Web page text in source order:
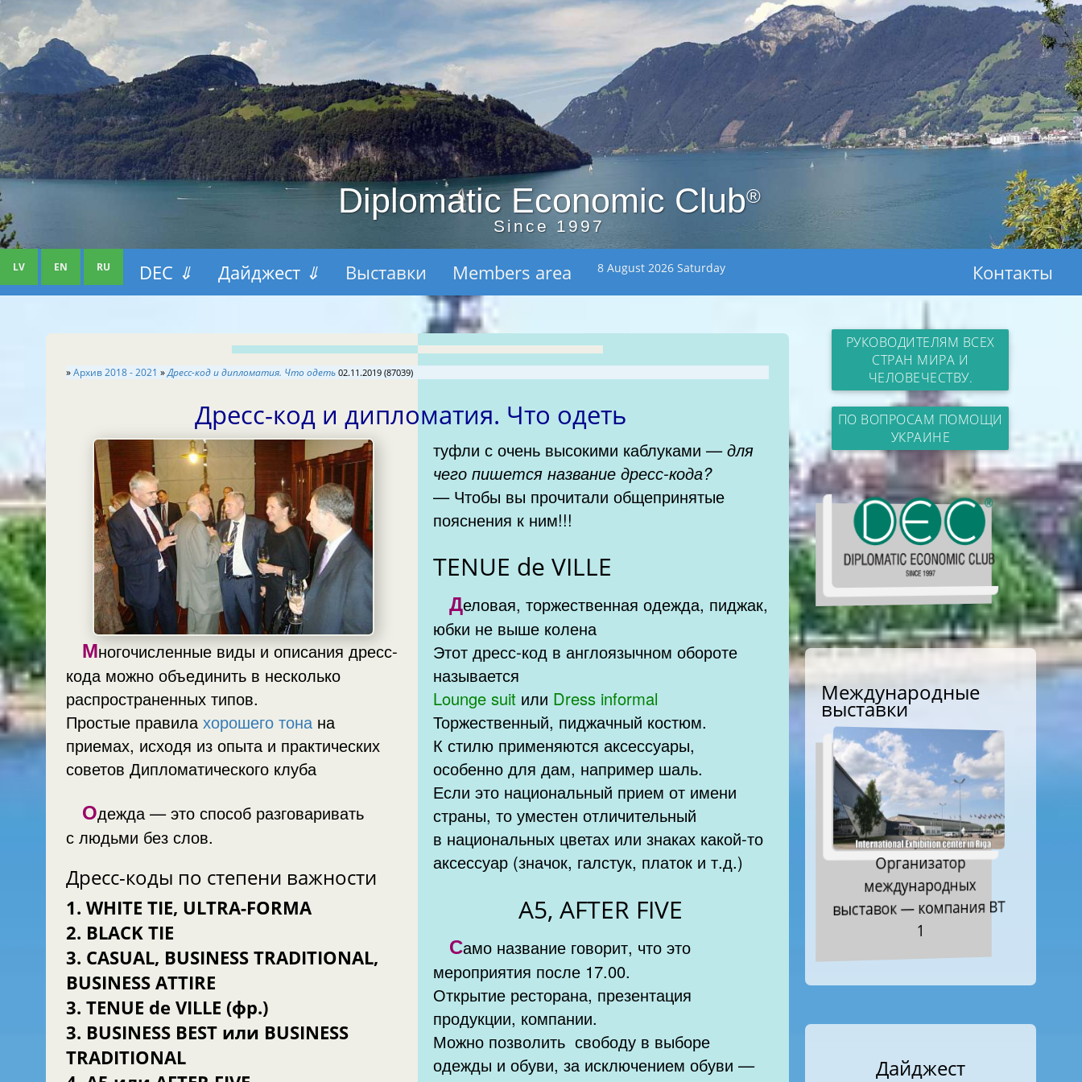
Diplomatic Economic Club®
Since 1997
LV EN RU DEC ⇓ Дайджест ⇓ Выставки Members area 8 August 2026 Saturday Контакты
»Архив 2018 - 2021 »Дресс-код и дипломатия. Что одеть 02.11.2019 (87039)
Дресс-код и дипломатия. Что одеть
Многочисленные виды и описания дресс-
кода можно объединить в несколько
распространенных типов.
Простые правилахорошего тона на
приемах, исходя из опыта и практических
советов Дипломатического клуба
Одежда — это способ разговаривать
с людьми без слов.
Дресс-коды по степени важности
1. WHITE TIE, ULTRA-FORMA
2. BLACK TIE
3. CASUAL, BUSINESS TRADITIONAL,
BUSINESS ATTIRE
3. TENUE de VILLE (фр.)
3. BUSINESS BEST или BUSINESS
TRADITIONAL
туфли с очень высокими каблуками —для
чего пишется название дресс-кода?
— Чтобы вы прочитали общепринятые
пояснения к ним!!!
TENUE de VILLE
Деловая, торжественная одежда, пиджак,
юбки не выше колена
Этот дресс-код в англоязычном обороте
называется
Lounge suit или Dress informal
Торжественный, пиджачный костюм.
К стилю применяются аксессуары,
особенно для дам, например шаль.
Если это национальный прием от имени
страны, то уместен отличительный
в национальных цветах или знаках какой-то
аксессуар (значок, галстук, платок и т.д.)
A5, AFTER FIVE
Само название говорит, что это
мероприятия после 17.00.
Открытие ресторана, презентация
продукции, компании.
Можно позволить свободу в выборе
одежды и обуви, за исключением обуви —
РУКОВОДИТЕЛЯМ ВСЕХ
СТРАН МИРА И
ЧЕЛОВЕЧЕСТВУ.
ПО ВОПРОСАМ ПОМОЩИ
УКРАИНЕ
Международные
выставки
Организатор
международных
выставок — компания ВТ
1
Дайджест